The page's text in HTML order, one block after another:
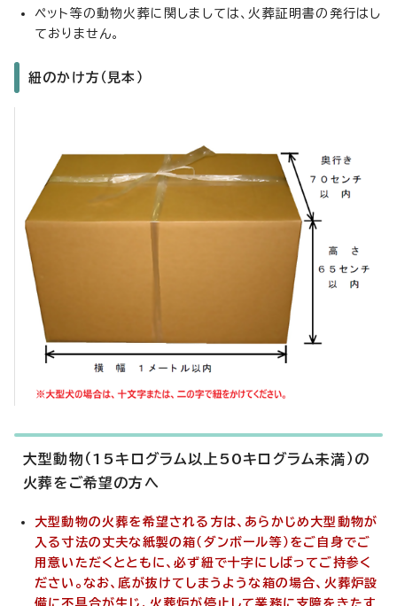
ペット等の動物火葬に関しましては、火葬証明書の発行はし
ておりません。
紐のかけ方（見本）
大型動物（15キログラム以上50キログラム未満）の
火葬をご希望の方へ
大型動物の火葬を希望される方は、あらかじめ大型動物が
入る寸法の丈夫な紙製の箱（ダンボール等）をご自身でご
用意いただくとともに、必ず紐で十字にしばってご持参く
ださい。なお、底が抜けてしまうような箱の場合、火葬炉設
備に不具合が生じ、火葬炉が停止して業務に支障をきたす